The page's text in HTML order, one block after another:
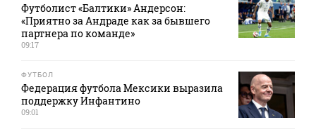
Футболист «Балтики» Андерсон:
«Приятно за Андраде как за бывшего
партнера по команде»
09:17
ФУТБОЛ
Федерация футбола Мексики выразила
поддержку Инфантино
09:01